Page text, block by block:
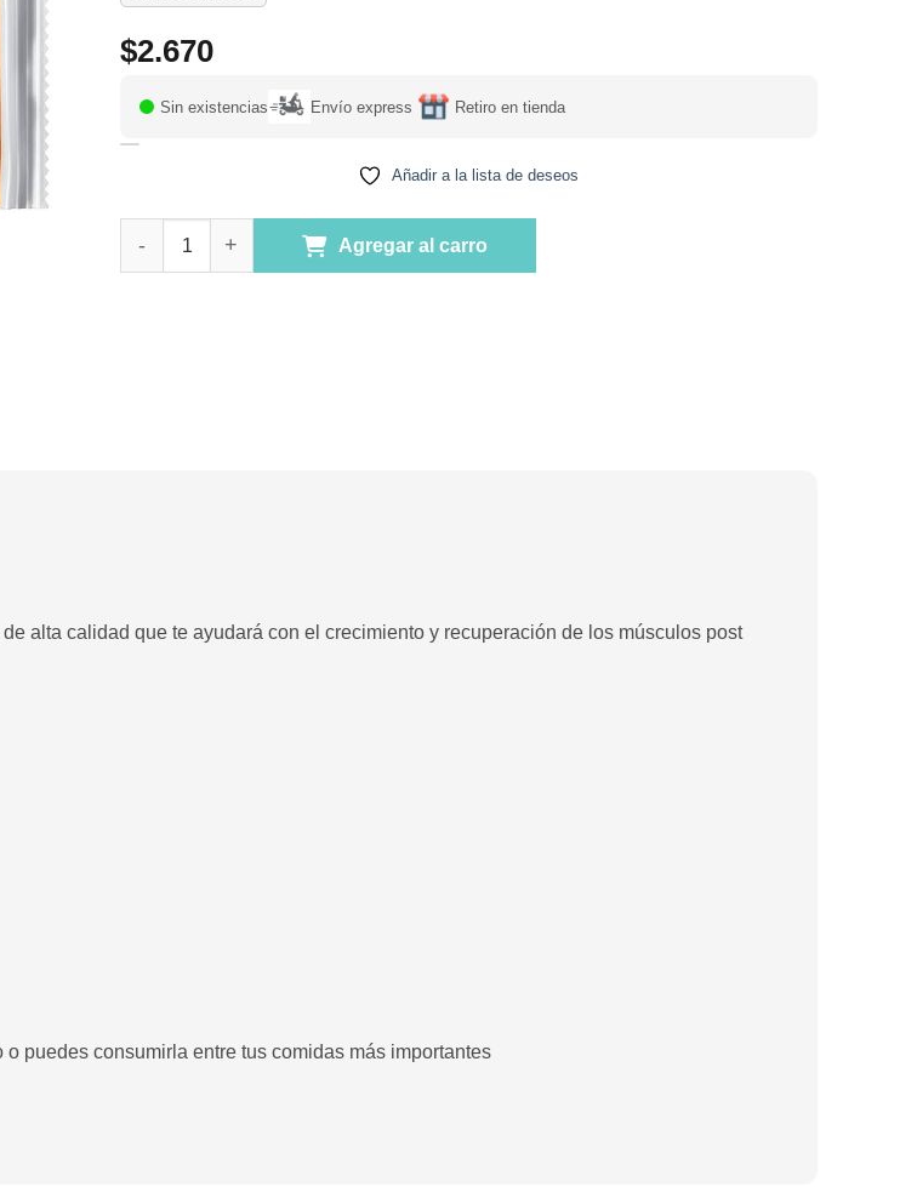
$2.670
Sin existencias Envío express Retiro en tienda
Añadir a la lista de deseos
Agregar al carro
alta calidad que te ayudará con el crecimiento y recuperación de los músculos post
puedes consumirla entre tus comidas más importantes